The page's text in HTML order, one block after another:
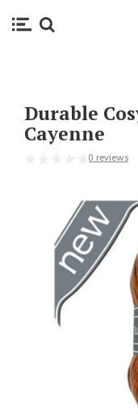
Durable
Cayenne
0 reviews